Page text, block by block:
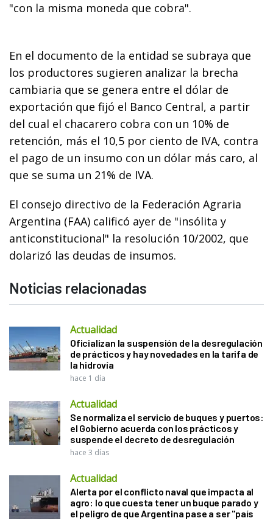
"con la misma moneda que cobra".
En el documento de la entidad se subraya que
los productores sugieren analizar la brecha
cambiaria que se genera entre el dólar de
exportación que fijó el Banco Central, a partir
del cual el chacarero cobra con un 10% de
retención, más el 10,5 por ciento de IVA, contra
el pago de un insumo con un dólar más caro, al
que se suma un 21% de IVA.
El consejo directivo de la Federación Agraria
Argentina (FAA) calificó ayer de "insólita y
anticonstitucional" la resolución 10/2002, que
dolarizó las deudas de insumos.
Noticias relacionadas
Actualidad
Oficializan la suspensión de la desregulación
de prácticos y hay novedades en la tarifa de
la hidrovía
hace 1 día
Actualidad
Se normaliza el servicio de buques y puertos:
el Gobierno acuerda con los prácticos y
suspende el decreto de desregulación
hace 3 días
Actualidad
Alerta por el conflicto naval que impacta al
agro: lo que cuesta tener un buque parado y
el peligro de que Argentina pase a ser "país